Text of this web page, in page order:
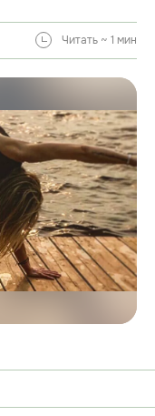
Читать ~ 1 мин